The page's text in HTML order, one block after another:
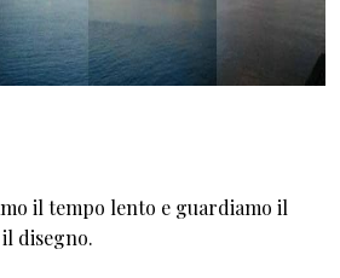
il tempo lento e guardiamo il
disegno.